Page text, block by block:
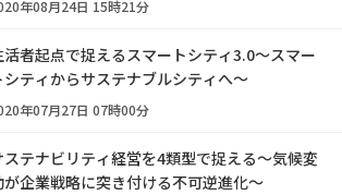
年08月24日 15時21分
活者起点で捉えるスマートシティ3.0～スマー
シティからサステナブルシティへ～
年07月27日 07時00分
ステナビリティ経営を4類型で捉える～気候変
が企業戦略に突き付ける不可逆進化～